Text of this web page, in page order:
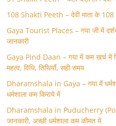
108 Shakti Peeth – देवी माता के 108
Gaya Tourist Places – गया जी में
जानकारी
Gaya Pind Daan – गया में कम खर्च में
महत्व, विधि, तिथियाँ, सही समय
Dharamshala in Gaya – गया में
धर्मशाला कम किराये में
Dharamshala in Puducherry
जानकारी, अच्छी धर्मशाला कम कीमत में